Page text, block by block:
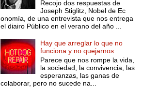
Recojo dos respuestas de
Joseph Stiglitz, Nobel de Ec
onomía, de una entrevista que nos entrega
el diairo Público en el verano del año ...
Hay que arreglar lo que no
funciona y no quejarnos
Parece que nos rompe la vida,
la sociedad, la convivencia, las
esperanzas, las ganas de
colaborar, pero no sucede na...